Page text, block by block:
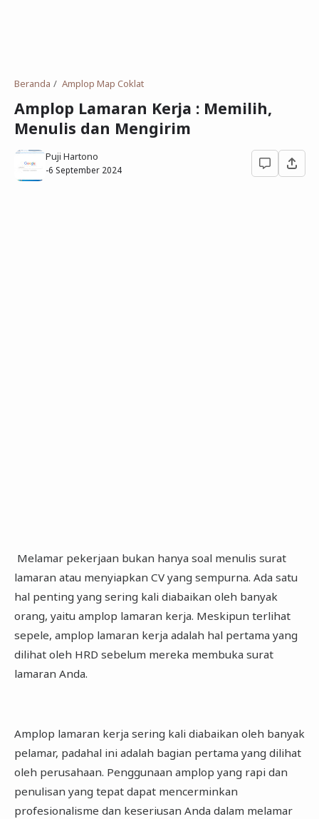
Gambar Orang dan Pohon
Download Soal
Tidak Bersekolah
Beranda Amplop Map Coklat
Amplop Lamaran Kerja : Memilih,
Menulis dan Mengirim
Puji Hartono
-6 September 2024
Melamar pekerjaan bukan hanya soal menulis surat
lamaran atau menyiapkan CV yang sempurna. Ada satu
hal penting yang sering kali diabaikan oleh banyak
orang, yaitu amplop lamaran kerja. Meskipun terlihat
sepele, amplop lamaran kerja adalah hal pertama yang
dilihat oleh HRD sebelum mereka membuka surat
lamaran Anda.
Amplop lamaran kerja sering kali diabaikan oleh banyak
pelamar, padahal ini adalah bagian pertama yang dilihat
oleh perusahaan. Penggunaan amplop yang rapi dan
penulisan yang tepat dapat mencerminkan
profesionalisme dan keseriusan Anda dalam melamar